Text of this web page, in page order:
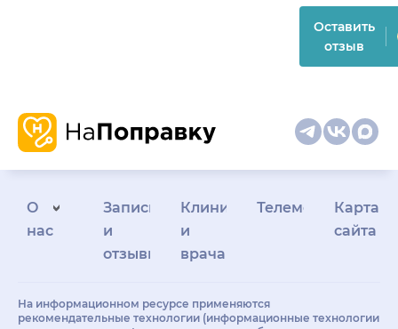
Оставить
отзыв
О
нас
Запись
и
отзывы
Клиникам
и
врачам
Телемедицина
Карта
сайта
На информационном ресурсе применяются
рекомендательные технологии (информационные технологии